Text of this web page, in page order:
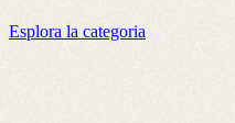
Esplora la categoria